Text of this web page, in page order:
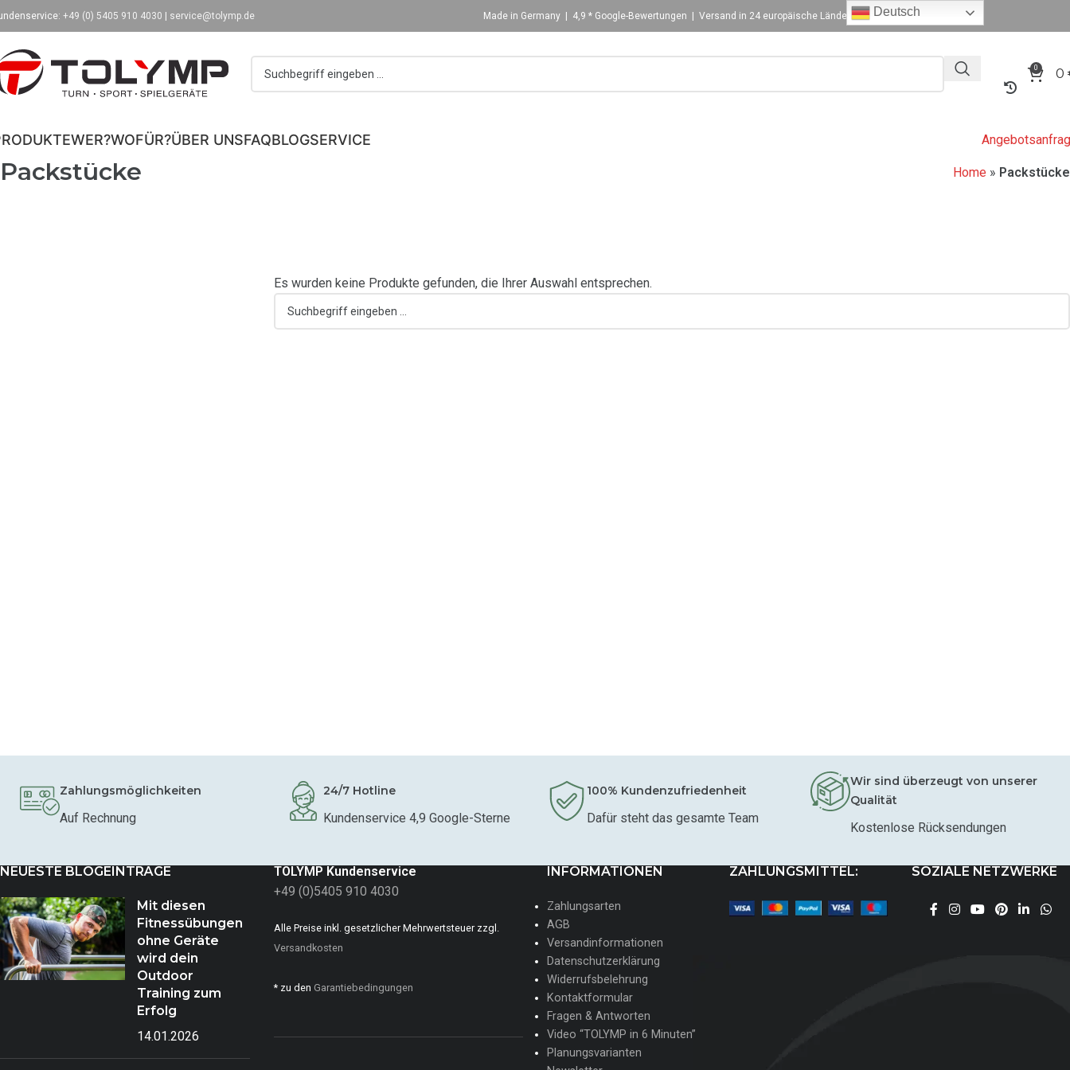
+49 (0) 5405 910 4030 service@tolymp.de Made in Germany | 4,9 * Google-Bewertungen | Versand in 24 europäische Länder
0 0
WER?WOFÜR?ÜBER UNSFAQBLOGSERVICE
Packstücke Home » Packstücke
Es wurden keine Produkte gefunden, die Ihrer Auswahl entsprechen.
Zahlungsmöglichkeiten
Auf Rechnung
24/7 Hotline
Kundenservice 4,9 Google-Sterne
100% Kundenzufriedenheit
Dafür steht das gesamte Team
Wir sind überzeugt von unserer
Qualität
Kostenlose Rücksendungen
NEUESTE BLOGEINTRÄGE
Mit diesen
Fitnessübungen
ohne Geräte
wird dein
Outdoor
Training zum
Erfolg
14.01.2026
TOLYMP Kundenservice
+49 (0)5405 910 4030
Alle Preise inkl. gesetzlicher Mehrwertsteuer zzgl.
Versandkosten
* zu den Garantiebedingungen
INFORMATIONEN
Zahlungsarten
AGB
Versandinformationen
Datenschutzerklärung
Widerrufsbelehrung
Kontaktformular
Fragen & Antworten
Video “TOLYMP in 6 Minuten”
Planungsvarianten
ZAHLUNGSMITTEL: SOZIALE NETZWERKE
Deutsch